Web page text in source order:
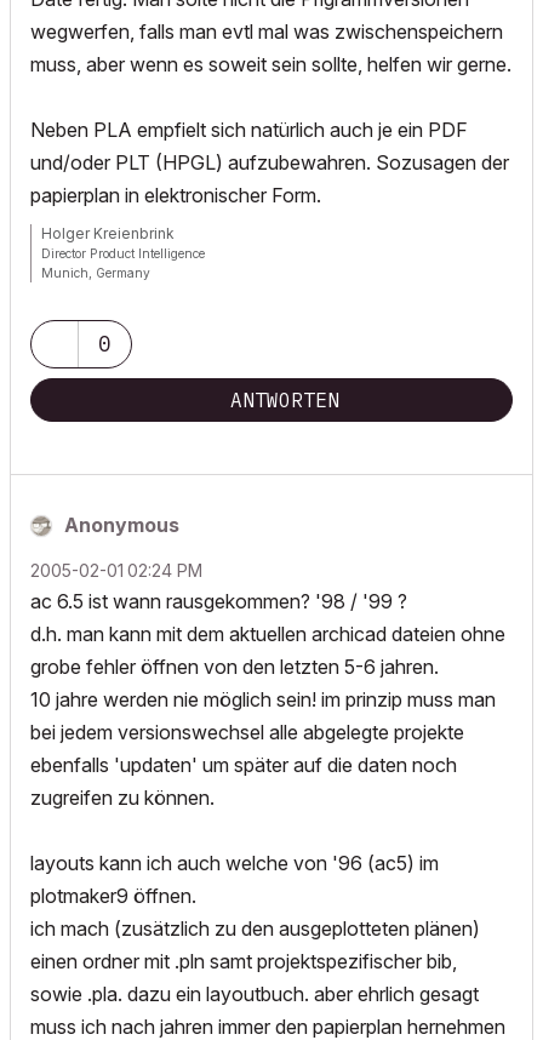
wegwerfen, falls man evtl mal was zwischenspeichern
muss, aber wenn es soweit sein sollte, helfen wir gerne.
Neben PLA empfielt sich natürlich auch je ein PDF
und/oder PLT (HPGL) aufzubewahren. Sozusagen der
papierplan in elektronischer Form.
Holger Kreienbrink
Director Product Intelligence
Munich, Germany
0
ANTWORTEN
Anonymous
‎2005-02-01 02:24 PM
ac 6.5 ist wann rausgekommen? '98 / '99 ?
d.h. man kann mit dem aktuellen archicad dateien ohne
grobe fehler öffnen von den letzten 5-6 jahren.
10 jahre werden nie möglich sein! im prinzip muss man
bei jedem versionswechsel alle abgelegte projekte
ebenfalls 'updaten' um später auf die daten noch
zugreifen zu können.
layouts kann ich auch welche von '96 (ac5) im
plotmaker9 öffnen.
ich mach (zusätzlich zu den ausgeplotteten plänen)
einen ordner mit .pln samt projektspezifischer bib,
sowie .pla. dazu ein layoutbuch. aber ehrlich gesagt
muss ich nach jahren immer den papierplan hernehmen